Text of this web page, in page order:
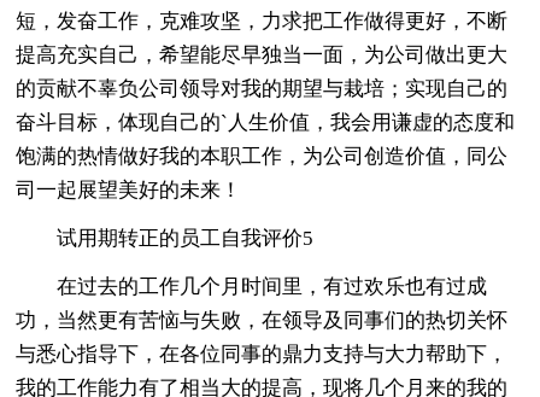
短，发奋工作，克难攻坚，力求把工作做得更好，不断
提高充实自己，希望能尽早独当一面，为公司做出更大
的贡献不辜负公司领导对我的期望与栽培；实现自己的
奋斗目标，体现自己的`人生价值，我会用谦虚的态度和
饱满的热情做好我的本职工作，为公司创造价值，同公
司一起展望美好的未来！
试用期转正的员工自我评价5
在过去的工作几个月时间里，有过欢乐也有过成
功，当然更有苦恼与失败，在领导及同事们的热切关怀
与悉心指导下，在各位同事的鼎力支持与大力帮助下，
我的工作能力有了相当大的提高，现将几个月来的我的